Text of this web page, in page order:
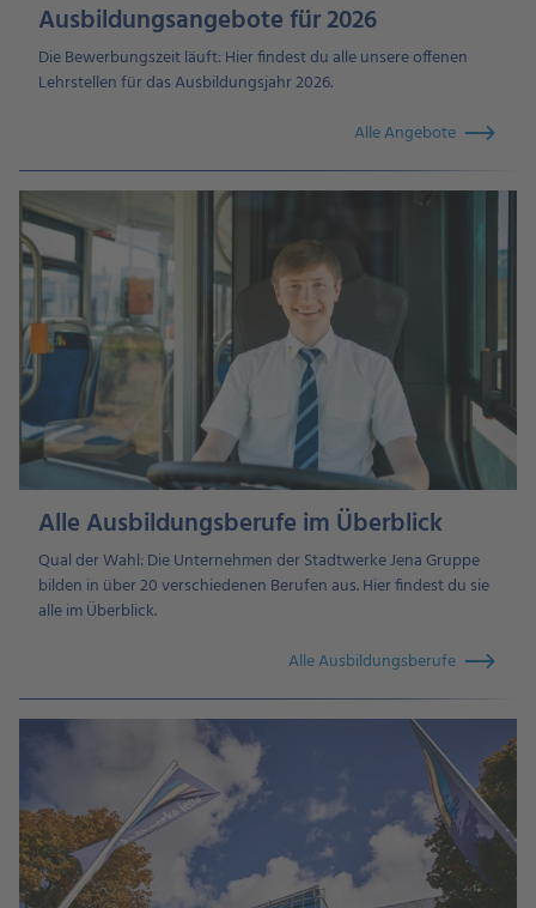
Ausbildungsangebote für 2026
Die Bewerbungszeit läuft: Hier findest du alle unsere offenen
Lehrstellen für das Ausbildungsjahr 2026.
Alle Angebote
Alle Ausbildungsberufe im Überblick
Qual der Wahl: Die Unternehmen der Stadtwerke Jena Gruppe
bilden in über 20 verschiedenen Berufen aus. Hier findest du sie
alle im Überblick.
Alle Ausbildungsberufe